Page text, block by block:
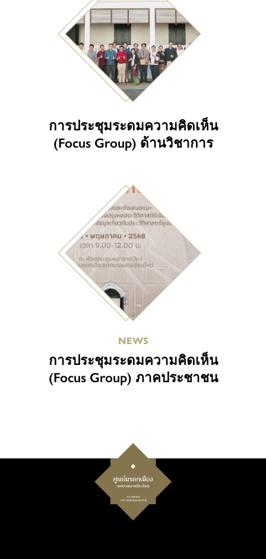
การประชุมระดมความคิดเห็น
(Focus Group) ด้านวิชาการ
NEWS
การประชุมระดมความคิดเห็น
(Focus Group) ภาคประชาชน